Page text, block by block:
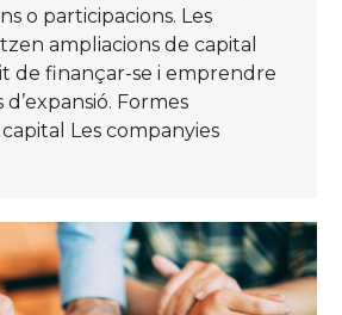
o participacions. Les
ampliacions de capital
de finançar-se i emprendre
Formes
Les companyies